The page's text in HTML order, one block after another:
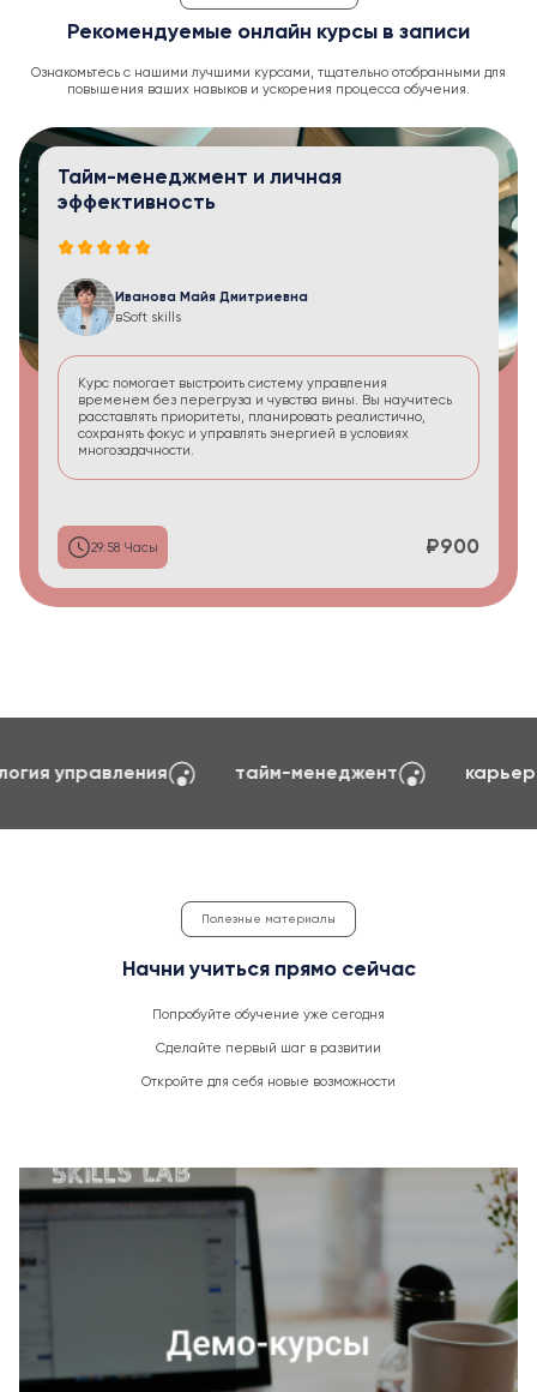
Рекомендуемые онлайн курсы в записи
Ознакомьтесь с нашими лучшими курсами, тщательно отобранными для
повышения ваших навыков и ускорения процесса обучения.
Тайм-менеджмент и личная
эффективность
Иванова Майя Дмитриевна
вSoft skills
Курс помогает выстроить систему управления
временем без перегруза и чувства вины. Вы научитесь
расставлять приоритеты, планировать реалистично,
сохранять фокус и управлять энергией в условиях
многозадачности.
29:58 Часы ₽900
сайтов на TILDA психология управления
Полезные материалы
Начни учиться прямо сейчас
Попробуйте обучение уже сегодня
Сделайте первый шаг в развитии
Откройте для себя новые возможности